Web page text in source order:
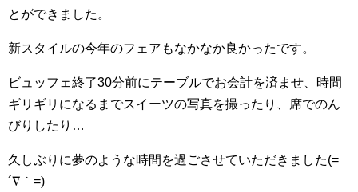
とができました。
新スタイルの今年のフェアもなかなか良かったです。
ビュッフェ終了30分前にテーブルでお会計を済ませ、時間
ギリギリになるまでスイーツの写真を撮ったり、席でのん
びりしたり…
久しぶりに夢のような時間を過ごさせていただきました(=
´∇｀=)